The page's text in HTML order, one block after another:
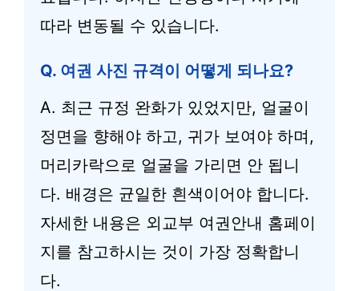
따라 변동될 수 있습니다.
Q. 여권 사진 규격이 어떻게 되나요?
A. 최근 규정 완화가 있었지만, 얼굴이
정면을 향해야 하고, 귀가 보여야 하며,
머리카락으로 얼굴을 가리면 안 됩니
다. 배경은 균일한 흰색이어야 합니다.
자세한 내용은 외교부 여권안내 홈페이
지를 참고하시는 것이 가장 정확합니
다.